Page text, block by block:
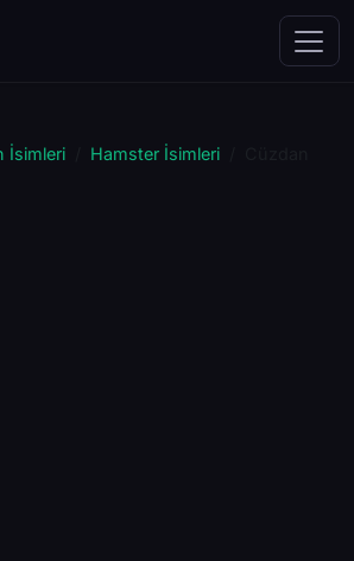
İsimleri Hamster İsimleri